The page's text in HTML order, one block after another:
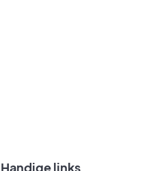
Handige links